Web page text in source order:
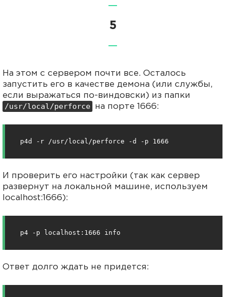
—
5
—
На этом с сервером почти все. Осталось
запустить его в качестве демона (или службы,
если выражаться по-виндовски) из папки
/usr/local/perforce на порте 1666:
p4d -r /usr/local/perforce -d -p 1666
И проверить его настройки (так как сервер
развернут на локальной машине, используем
localhost:1666):
p4 -p localhost:1666 info
Ответ долго ждать не придется: